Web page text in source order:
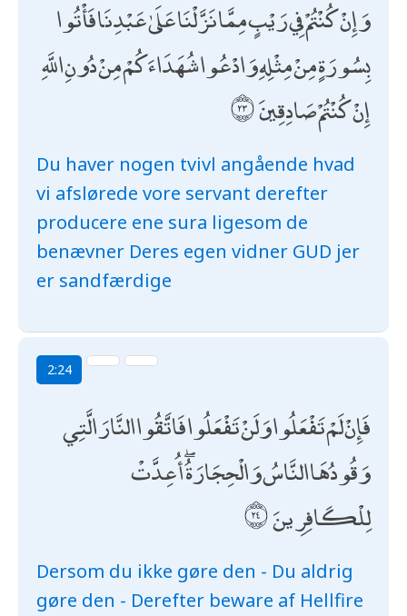
وَإِنْ كُنْتُمْ فِي رَيْبٍ مِمَّا نَزَّلْنَا عَلَىٰ عَبْدِنَا فَأْتُوا
بِسُورَةٍ مِنْ مِثْلِهِ وَادْعُوا شُهَدَاءَكُمْ مِنْ دُونِ اللَّهِ
إِنْ كُنْتُمْ صَادِقِينَ
Du haver nogen tvivl angående hvad
vi afslørede vore servant derefter
producere ene sura ligesom de
benævner Deres egen vidner GUD jer
er sandfærdige
2:24
فَإِنْ لَمْ تَفْعَلُوا وَلَنْ تَفْعَلُوا فَاتَّقُوا النَّارَ الَّتِي
وَقُودُهَا النَّاسُ وَالْحِجَارَةُ ۖ أُعِدَّتْ
لِلْكَافِرِينَ
Dersom du ikke gøre den - Du aldrig
gøre den - Derefter beware af Hellfire